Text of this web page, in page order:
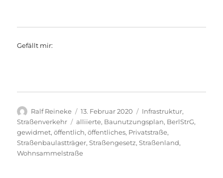
Gefällt mir:
Autor
Ralf Reineke
Veröffentlicht
am
13. Februar 2020 Kategorien
Infrastruktur,
Straßenverkehr
Schlagwörter
alliierte, Baunutzungsplan, BerlStrG,
gewidmet,öffentlich,öffentliches, Privatstraße,
Straßenbaulastträger,Straßengesetz,Straßenland,
Wohnsammelstraße